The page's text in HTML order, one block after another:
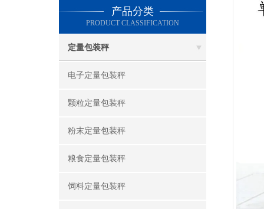
产品分类
PRODUCT CLASSIFICATION
定量包装秤
电子定量包装秤
颗粒定量包装秤
粉末定量包装秤
粮食定量包装秤
饲料定量包装秤